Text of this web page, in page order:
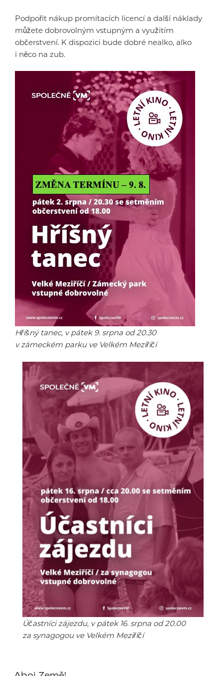
Podpořit nákup promítacích licencí a další náklady
můžete dobrovolným vstupným a využitím
občerstvení. K dispozici bude dobré nealko, alko
i něco na zub.
Hříšný tanec, v pátek 9. srpna od 20.30
v zámeckém parku ve Velkém Meziříčí
Účastníci zájezdu, v pátek 16. srpna od 20.00
za synagogou ve Velkém Meziříčí